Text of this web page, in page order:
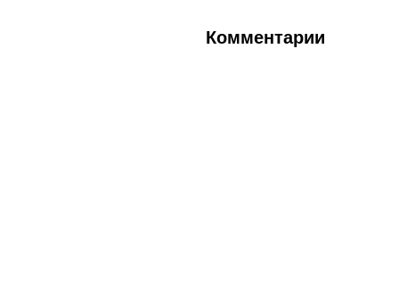
Комментарии